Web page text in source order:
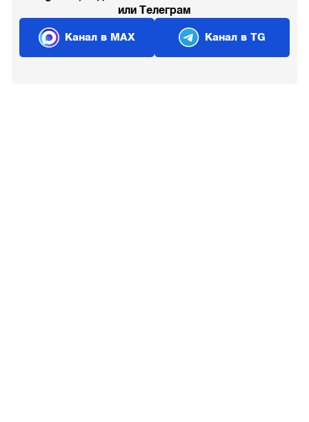
или Телеграм
Канал в MAX Канал в TG